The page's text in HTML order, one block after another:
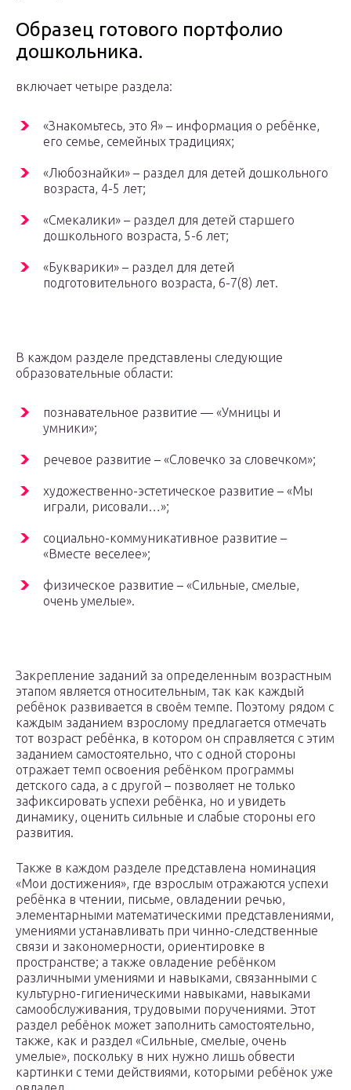
Образец готового портфолио
дошкольника.
включает четыре раздела:
«Знакомьтесь, это Я» – информация о ребёнке,
его семье, семейных традициях;
«Любознайки» – раздел для детей дошкольного
возраста, 4-5 лет;
«Смекалики» – раздел для детей старшего
дошкольного возраста, 5-6 лет;
«Букварики» – раздел для детей
подготовительного возраста, 6-7(8) лет.
В каждом разделе представлены следующие
образовательные области:
познавательное развитие — «Умницы и
умники»;
речевое развитие – «Словечко за словечком»;
художественно-эстетическое развитие – «Мы
играли, рисовали…»;
социально-коммуникативное развитие –
«Вместе веселее»;
физическое развитие – «Сильные, смелые,
очень умелые».
Закрепление заданий за определенным возрастным
этапом является относительным, так как каждый
ребёнок развивается в своём темпе. Поэтому рядом с
каждым заданием взрослому предлагается отмечать
тот возраст ребёнка, в котором он справляется с этим
заданием самостоятельно, что с одной стороны
отражает темп освоения ребёнком программы
детского сада, а с другой – позволяет не только
зафиксировать успехи ребёнка, но и увидеть
динамику, оценить сильные и слабые стороны его
развития.
Также в каждом разделе представлена номинация
«Мои достижения», где взрослым отражаются успехи
ребёнка в чтении, письме, овладении речью,
элементарными математическими представлениями,
умениями устанавливать при чинно-следственные
связи и закономерности, ориентировке в
пространстве; а также овладение ребёнком
различными умениями и навыками, связанными с
культурно-гигиеническими навыками, навыками
самообслуживания, трудовыми поручениями. Этот
раздел ребёнок может заполнить самостоятельно,
также, как и раздел «Сильные, смелые, очень
умелые», поскольку в них нужно лишь обвести
картинки с теми действиями, которыми ребёнок уже